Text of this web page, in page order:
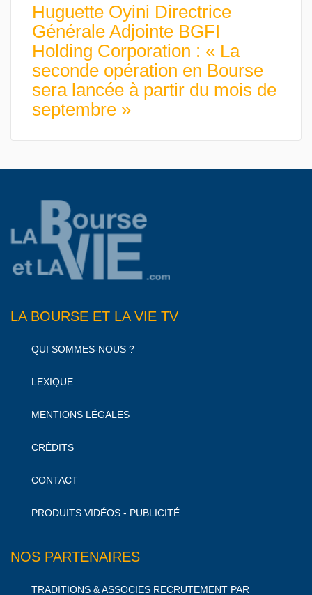
Huguette Oyini Directrice
Générale Adjointe BGFI
Holding Corporation : « La
seconde opération en Bourse
sera lancée à partir du mois de
septembre »
LA BOURSE ET LA VIE TV
QUI SOMMES-NOUS ?
LEXIQUE
MENTIONS LÉGALES
CRÉDITS
CONTACT
PRODUITS VIDÉOS - PUBLICITÉ
NOS PARTENAIRES
TRADITIONS & ASSOCIES RECRUTEMENT PAR